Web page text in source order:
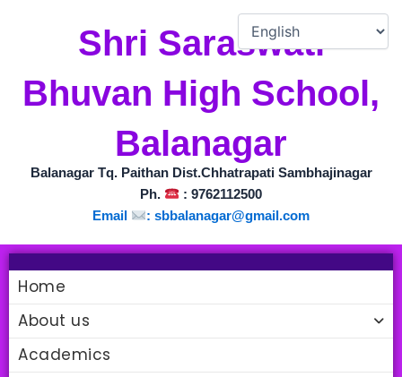
Shri Saraswati
Bhuvan High School,
Balanagar
Balanagar Tq. Paithan Dist.Chhatrapati Sambhajinagar
Ph.
: 9762112500
Email
: sbbalanagar@gmail.com
Home
About us
Academics